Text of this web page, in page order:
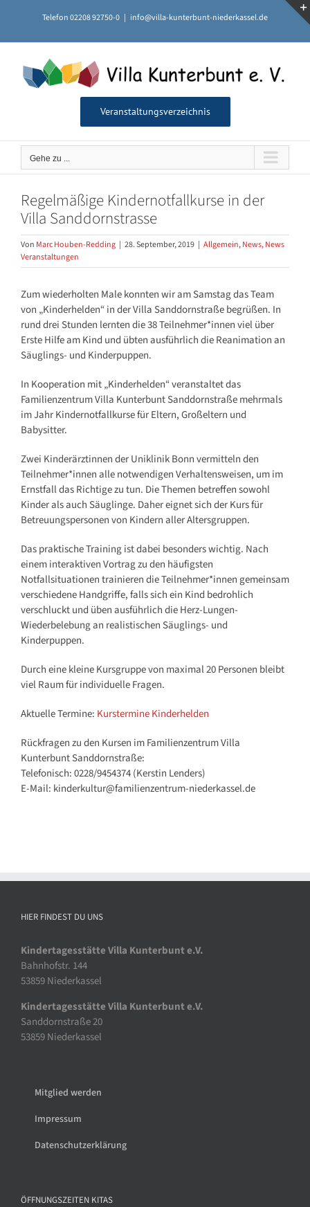
Telefon 02208 92750-0 | info@villa-kunterbunt-niederkassel.de
Veranstaltungsverzeichnis
Gehe zu ...
Regelmäßige Kindernotfallkurse in der
Villa Sanddornstrasse
Von Marc Houben-Redding | 28. September, 2019 | Allgemein,News,News
Veranstaltungen
Zum wiederholten Male konnten wir am Samstag das Team
von „Kinderhelden“ in der Villa Sanddornstraße begrüßen. In
rund drei Stunden lernten die 38 Teilnehmer*innen viel über
Erste Hilfe am Kind und übten ausführlich die Reanimation an
Säuglings- und Kinderpuppen.
In Kooperation mit „Kinderhelden“ veranstaltet das
Familienzentrum Villa Kunterbunt Sanddornstraße mehrmals
im Jahr Kindernotfallkurse für Eltern, Großeltern und
Babysitter.
Zwei Kinderärztinnen der Uniklinik Bonn vermitteln den
Teilnehmer*innen alle notwendigen Verhaltensweisen, um im
Ernstfall das Richtige zu tun. Die Themen betreffen sowohl
Kinder als auch Säuglinge. Daher eignet sich der Kurs für
Betreuungspersonen von Kindern aller Altersgruppen.
Das praktische Training ist dabei besonders wichtig. Nach
einem interaktiven Vortrag zu den häufigsten
Notfallsituationen trainieren die Teilnehmer*innen gemeinsam
verschiedene Handgriffe, falls sich ein Kind bedrohlich
verschluckt und üben ausführlich die Herz-Lungen-
Wiederbelebung an realistischen Säuglings- und
Kinderpuppen.
Durch eine kleine Kursgruppe von maximal 20 Personen bleibt
viel Raum für individuelle Fragen.
Aktuelle Termine: Kurstermine Kinderhelden
Rückfragen zu den Kursen im Familienzentrum Villa
Kunterbunt Sanddornstraße:
Telefonisch: 0228/9454374 (Kerstin Lenders)
E-Mail: kinderkultur@familienzentrum-niederkassel.de
HIER FINDEST DU UNS
Kindertagesstätte Villa Kunterbunt e.V.
Bahnhofstr. 144
53859 Niederkassel
Kindertagesstätte Villa Kunterbunt e.V.
Sanddornstraße 20
53859 Niederkassel
Mitglied werden
Impressum
Datenschutzerklärung
ÖFFNUNGSZEITEN KITAS